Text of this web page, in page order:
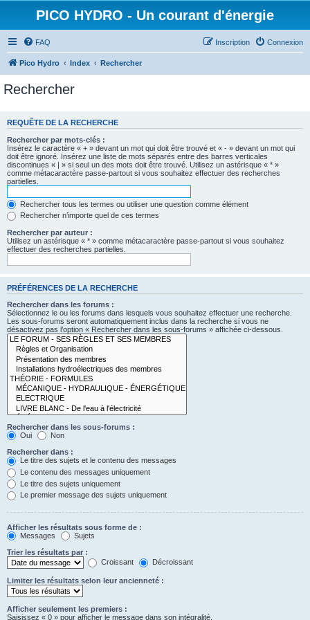
PICO HYDRO - Un courant d'énergie
FAQ Connexion
Inscription
Pico Hydro Index Rechercher
Rechercher
REQUÊTE DE LA RECHERCHE
Rechercher par mots-clés :
Insérez le caractère « + » devant un mot qui doit être trouvé et « - » devant un mot qui
doit être ignoré. Insérez une liste de mots séparés entre des barres verticales
discontinues « | » si seul un des mots doit être trouvé. Utilisez un astérisque « * »
comme métacaractère passe-partout si vous souhaitez effectuer des recherches
partielles.
Rechercher tous les termes ou utiliser une question comme élément
Rechercher n’importe quel de ces termes
Rechercher par auteur :
Utilisez un astérisque « * » comme métacaractère passe-partout si vous souhaitez
effectuer des recherches partielles.
PRÉFÉRENCES DE LA RECHERCHE
Rechercher dans les forums :
Sélectionnez le ou les forums dans lesquels vous souhaitez effectuer une recherche.
Les sous-forums seront automatiquement inclus dans la recherche si vous ne
désactivez pas l’option « Rechercher dans les sous-forums » affichée ci-dessous.
Rechercher dans les sous-forums :
Oui
Non
Rechercher dans :
Le titre des sujets et le contenu des messages
Le contenu des messages uniquement
Le titre des sujets uniquement
Le premier message des sujets uniquement
Afficher les résultats sous forme de :
Messages
Sujets
Trier les résultats par :
Croissant
Décroissant
Limiter les résultats selon leur ancienneté :
Afficher seulement les premiers :
Saisissez « 0 » pour afficher le message dans son intégralité.